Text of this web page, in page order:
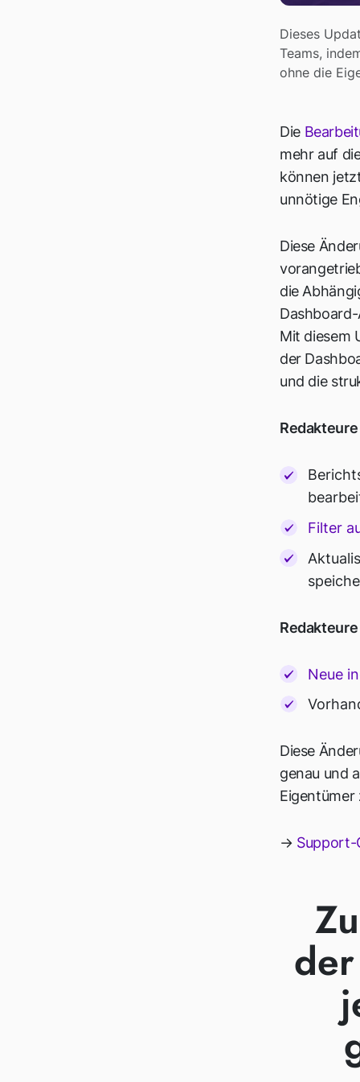
Dieses
Teams,
ohne die
Die
mehr auf
können
unnötige
Diese
die
Mit diesem
der
und die
Filter
Neue
Diese
genau und
Eigentümer
→ Support-